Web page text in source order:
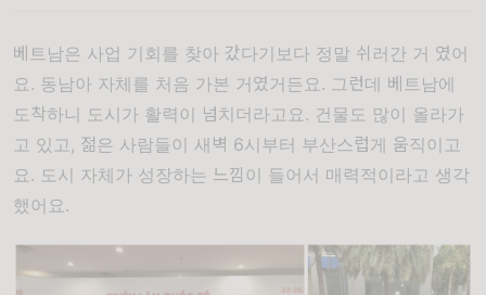
베트남은 사업 기회를 찾아 갔다기보다 정말 쉬러간 거 였어
요. 동남아 자체를 처음 가본 거였거든요. 그런데 베트남에
도착하니 도시가 활력이 넘치더라고요. 건물도 많이 올라가
고 있고, 젊은 사람들이 새벽 6시부터 부산스럽게 움직이고
요. 도시 자체가 성장하는 느낌이 들어서 매력적이라고 생각
했어요.